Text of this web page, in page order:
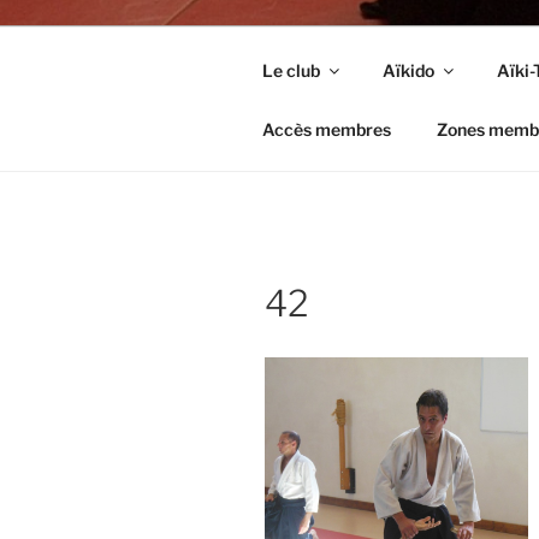
Le club Aïkido Aïki-
Accès membres Zones
42